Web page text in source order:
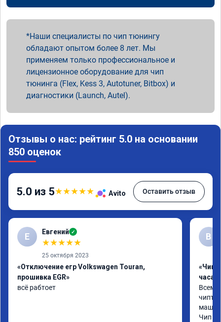
Наши специалисты по чип тюнингу
обладают опытом более 8 лет. Мы
применяем только профессиональное и
лицензионное оборудование для чип
тюнинга (Flex, Kess 3, Autotuner, Bitbox) и
диагностики (Launch, Autel).
Отзывы о нас: рейтинг 5.0 на основании
850 оценок
5.0 из 5★★★★★ Avito Оставить отзыв
Е Евгений ✓
★★★★★
25 октября 2023
«Отключение егр Volkswagen Touran,
прошивка EGR»
всё рабтоет
В
«Чип
часа»
Всем
Чип